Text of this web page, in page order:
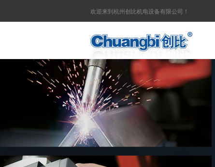
欢迎来到杭州创比机电设备有限公司！